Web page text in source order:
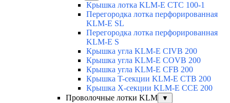
Крышка лотка KLM-E CTC 100-1
Перегородка лотка перфорированная
KLM-E SL
Перегородка лотка перфорированная
KLM-E S
Крышка угла KLM-E CIVB 200
Крышка угла KLM-E COVB 200
Крышка угла KLM-E CFB 200
Крышка T-секции KLM-E CTB 200
Крышка X-секции KLM-E CCE 200
Проволочные лотки KLM
▼